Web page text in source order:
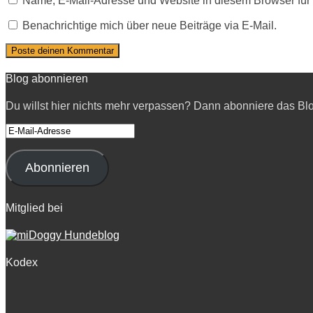
Benachrichtige mich über neue Beiträge via E-Mail.
Blog abonnieren
Du willst hier nichts mehr verpassen? Dann abonniere das
E-
Mail-
Adresse
Abonnieren
Mitglied bei
Kodex